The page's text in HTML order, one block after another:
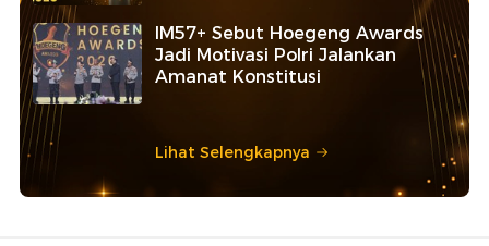
IM57+ Sebut Hoegeng Awards
Jadi Motivasi Polri Jalankan
Amanat Konstitusi
Lihat Selengkapnya